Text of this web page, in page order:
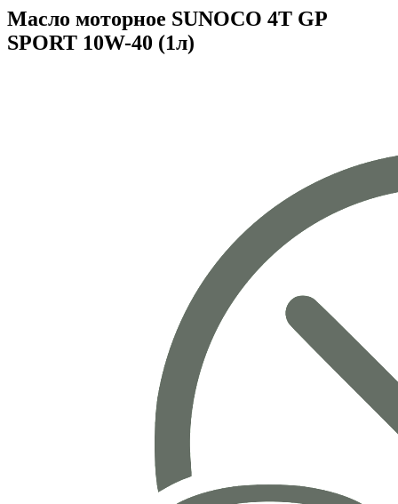
Масло моторное SUNOCO 4T GP
SPORT 10W-40 (1л)